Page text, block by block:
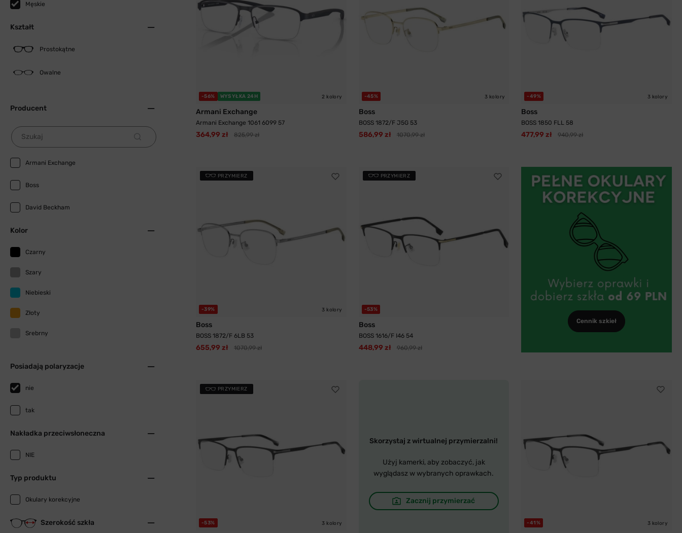
Męskie
Kształt
Prostokątne
Owalne
Producent
Szukaj
Armani Exchange
Boss
David Beckham
Kolor
Czarny
Szary
Niebieski
Złoty
Srebrny
Posiadają polaryzacje
nie
tak
Nakładka przeciwsłoneczna
NIE
Typ produktu
Okulary korekcyjne
Szerokość szkła
-56% WYSYŁKA 24H 2 kolory
Armani Exchange
Armani Exchange 1061 6099 57
364,99 zł 825,99 zł
-45% 3 kolory
Boss
BOSS 1872/F J5G 53
586,99 zł 1070,99 zł
-49% 3 kolory
Boss
BOSS 1850 FLL 58
477,99 zł 940,99 zł
PRZYMIERZ
-39% 3 kolory
Boss
BOSS 1872/F 6LB 53
655,99 zł 1070,99 zł
PRZYMIERZ
-53%
Boss
BOSS 1616/F I46 54
448,99 zł 960,99 zł
Cennik szkieł
PRZYMIERZ
-53% 3 kolory
Skorzystaj z wirtualnej przymierzalni!
Użyj kamerki, aby zobaczyć, jak
wyglądasz w wybranych oprawkach.
Zacznij przymierzać
-41% 3 kolory